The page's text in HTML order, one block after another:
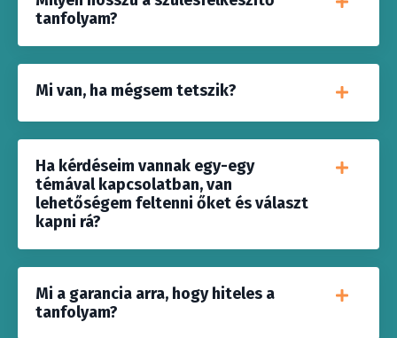
tanfolyam?
Mi van, ha mégsem tetszik?
Ha kérdéseim vannak egy-egy
témával kapcsolatban, van
lehetőségem feltenni őket és választ
kapni rá?
Mi a garancia arra, hogy hiteles a
tanfolyam?